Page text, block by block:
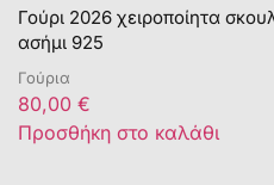
Γούρι 2026 χειροποίητα
ασήμι 925
Γούρια
80,00 €
Προσθήκη στο καλάθι